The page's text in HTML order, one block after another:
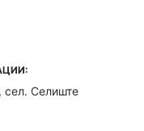
сел. Селиште